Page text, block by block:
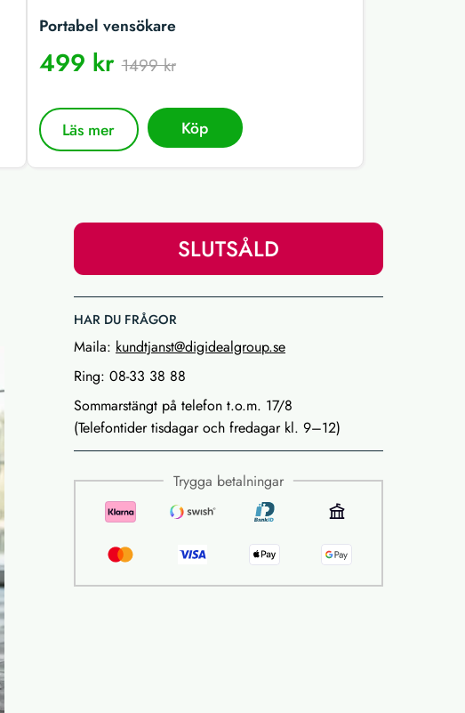
Portabel vensökare
499 kr1499 kr
Läs mer Köp
SLUTSÅLD
HAR DU FRÅGOR
Maila: kundtjanst@digidealgroup.se
Ring: 08-33 38 88
Sommarstängt på telefon t.o.m. 17/8
(Telefontider tisdagar och fredagar kl. 9–12)
Trygga betalningar